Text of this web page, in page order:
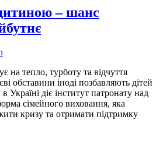
– шанс
на тепло, турботу та відчуття
обставини іноді позбавляють дітей
Україні діє інститут патронату над
сімейного виховання, яка
кризу та отримати підтримку